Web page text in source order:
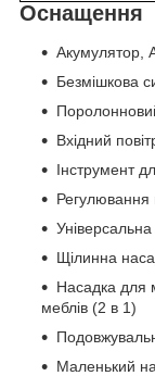
Оснащення
Акумулятор,
Безмішкова
Вхідний
Інструмент
Регулювання
Щілинна
Насадка для
меблів (2 в 1)
Маленький